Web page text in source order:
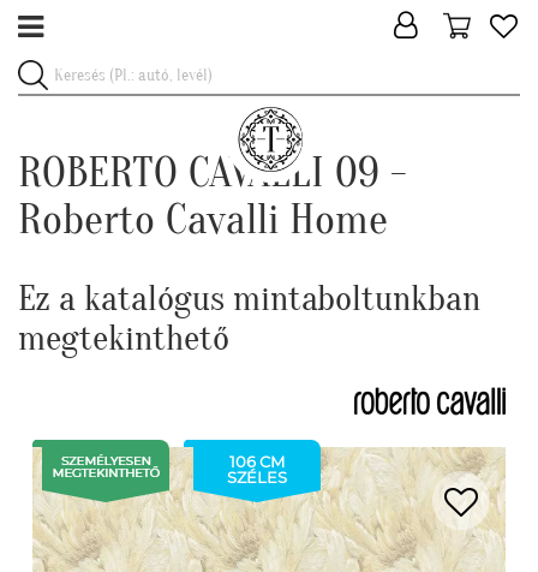
ROBERTO CAVALLI 09 -
Roberto Cavalli Home
Ez a katalógus mintaboltunkban
megtekinthető
106 CM
SZÉLES